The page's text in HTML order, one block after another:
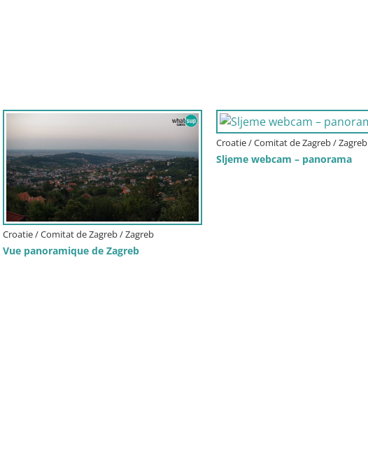
Croatie / Comitat de Zagreb / Zagreb
Vue panoramique de Zagreb
Croatie / Comitat de Zagreb / Zagreb
Sljeme webcam – panorama